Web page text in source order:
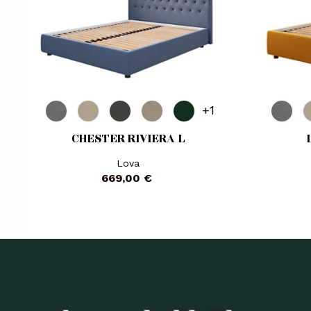
+1
CHESTER RIVIERA L
Lova
Kaina
669,00 €